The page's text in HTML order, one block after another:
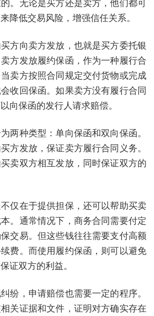
降低交易风险，增强信任关系。
方向卖方发放，也就是买方委托银
方发放履约保函，作为一种履行合
卖方按照合同规定交付货物或完成
收回保函。如果卖方没有履行合同
向保函的发行人请求赔偿。
两种类型：单向保函和双向保函。
方发放，保证卖方履行合同义务。
卖双方相互发放，同时保证双方的
仅在于提供担保，还可以帮助买卖
。通常情况下，商务合同需要付定
交易。但这些钱往往需要支付高额
费。而使用履约保函，则可以避免
证双方的利益。
纷，申请赔偿也需要一定的程序。
关证据和文件，证明对方确实存在